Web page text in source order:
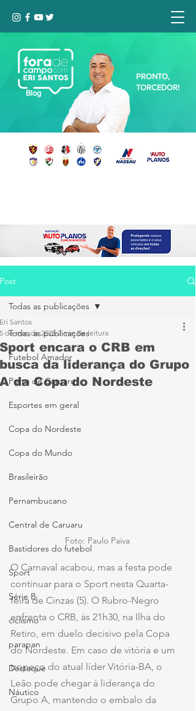
Blog
PRONTO,
TORCEDOR!
Post
Todas as publicações
Futebol Amador
Porto de Caruaru
Esportes em geral
Copa do Nordeste
Copa do Mundo
Brasileirão
Pernambucano
Central de Caruaru
Bastidores do futebol
Sport
Série B
ciclismo
parapan
Destaque
Náutico
Todas as publicações
Sport encara o CRB em
busca da liderança do Grupo
A da Copa do Nordeste
Eri Santos
5 de mar. de 2025 2 min de leitura
Foto: Paulo Paiva
O Carnaval acabou, mas a festa pode
continuar para o Sport nesta Quarta-
feira de Cinzas (5). O Rubro-Negro
enfrenta o CRB, às 21h30, na Ilha do
Retiro, em duelo decisivo pela Copa
do Nordeste. Em caso de vitória e um
tropeço do atual líder Vitória-BA, o
Leão pode chegar à liderança do
Grupo A, mantendo o embalo da